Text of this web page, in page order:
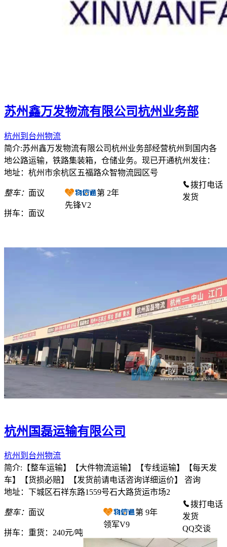
苏州鑫万发物流有限公司杭州业务部
杭州到台州物流
简介:苏州鑫万发物流有限公司杭州业务部经营杭州到国内各
地公路运输，铁路集装箱，仓储业务。现已开通杭州发往：
地址：杭州市余杭区五福路众智物流园区号
整车： 面议
拼车： 面议
第 2年
先锋V2
拨打电话
发货
杭州国磊运输有限公司
杭州到台州物流
简介:【整车运输】【大件物流运输】【专线运输】【每天发
车】【货损必赔】【发货前请电话咨询详细运价】 咨询
地址：下城区石祥东路1559号石大路货运市场2
整车： 面议
拼车： 重货：240元/吨
第 9年
领军V9
拨打电话
发货
QQ交谈